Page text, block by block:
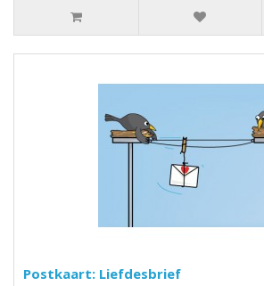
Postkaart: Liefdesbrief